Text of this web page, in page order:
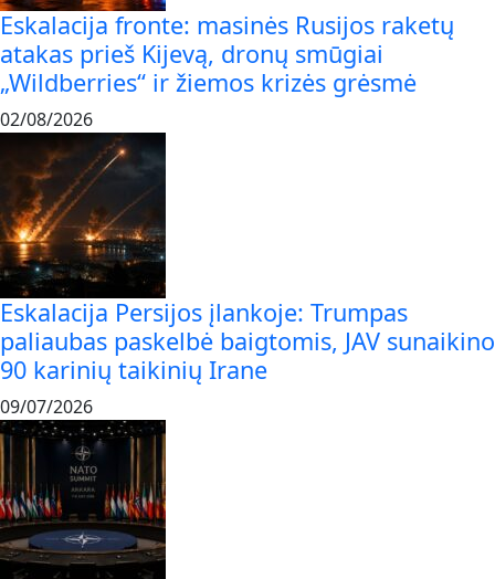
Eskalacija fronte: masinės Rusijos raketų
atakas prieš Kijevą, dronų smūgiai
„Wildberries“ ir žiemos krizės grėsmė
02/08/2026
Eskalacija Persijos įlankoje: Trumpas
paliaubas paskelbė baigtomis, JAV sunaikino
90 karinių taikinių Irane
09/07/2026